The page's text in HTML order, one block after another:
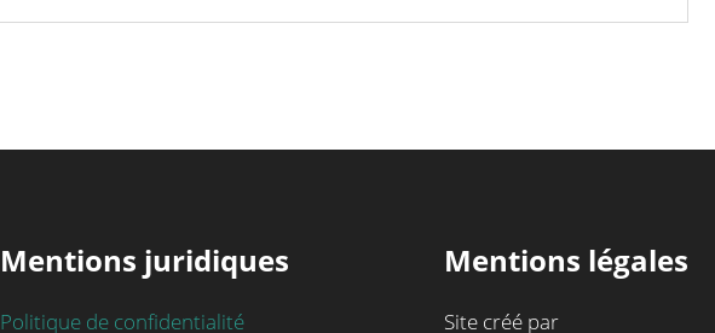
Mentions juridiques
Politique de confidentialité
Mentions légales
Site créé par